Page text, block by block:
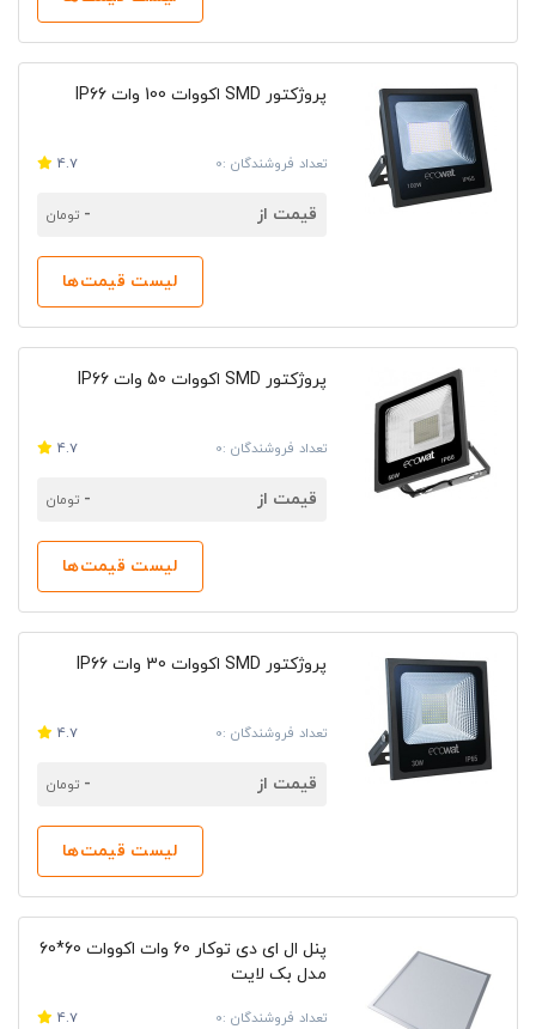
پروژکتور SMD اکووات 100 وات IP66
تعداد فروشندگان :0 4.7
قیمت از - تومان
لیست قیمت‌ها
پروژکتور SMD اکووات 50 وات IP66
تعداد فروشندگان :0 4.7
قیمت از - تومان
لیست قیمت‌ها
پروژکتور SMD اکووات 30 وات IP66
تعداد فروشندگان :0 4.7
قیمت از - تومان
لیست قیمت‌ها
پنل ال ای دی توکار 60 وات اکووات 60*60
مدل بک لایت
تعداد فروشندگان :0 4.7